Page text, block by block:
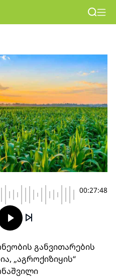
00:27:48
განვითარების
„აგროქიზიყის“